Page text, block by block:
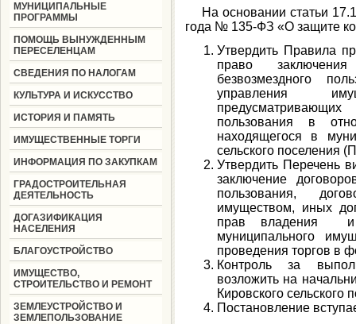
МУНИЦИПАЛЬНЫЕ
ПРОГРАММЫ
ПОМОЩЬ ВЫНУЖДЕННЫМ
ПЕРЕСЕЛЕНЦАМ
СВЕДЕНИЯ ПО НАЛОГАМ
КУЛЬТУРА И ИСКУССТВО
ИСТОРИЯ И ПАМЯТЬ
ИМУЩЕСТВЕННЫЕ ТОРГИ
ИНФОРМАЦИЯ ПО ЗАКУПКАМ
ГРАДОСТРОИТЕЛЬНАЯ
ДЕЯТЕЛЬНОСТЬ
ДОГАЗИФИКАЦИЯ
НАСЕЛЕНИЯ
БЛАГОУСТРОЙСТВО
ИМУЩЕСТВО,
СТРОИТЕЛЬСТВО И РЕМОНТ
ЗЕМЛЕУСТРОЙСТВО И
ЗЕМЛЕПОЛЬЗОВАНИЕ
На основании статьи
года № 135-ФЗ «О защите
Утвердить Правила
право
безвозмездного
управления
пользования в
находящегося в
сельского поселения
Утвердить Перечень
заключение
пользования,
имуществом, иных
прав владения и
муниципального
проведения торгов в
Контроль за
возложить на
Кировского
Постановление